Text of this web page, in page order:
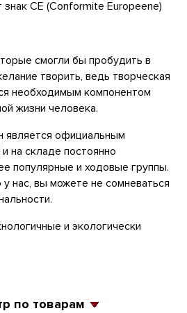
знак CE (Conformite Europeene)
смогли бы пробудить в
творить, ведь творческая
необходимым компонентом
жизни человека.
является официальным
на складе постоянно
популярные и ходовые группы.
нас, вы можете не сомневаться
и экологически
по товарам